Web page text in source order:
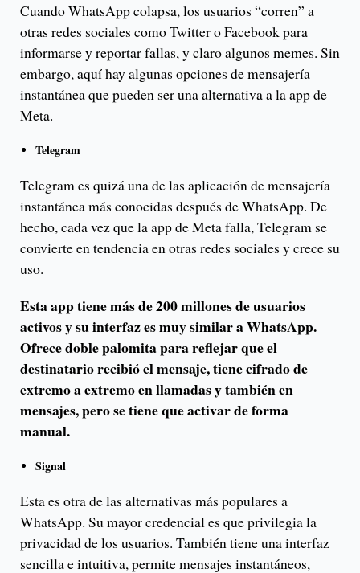
Cuando WhatsApp colapsa, los usuarios “corren” a
otras redes sociales como Twitter o Facebook para
informarse y reportar fallas, y claro algunos memes. Sin
embargo, aquí hay algunas opciones de mensajería
instantánea que pueden ser una alternativa a la app de
Meta.
Telegram
Telegram es quizá una de las aplicación de mensajería
instantánea más conocidas después de WhatsApp. De
hecho, cada vez que la app de Meta falla, Telegram se
convierte en tendencia en otras redes sociales y crece su
uso.
Esta app tiene más de 200 millones de usuarios
activos y su interfaz es muy similar a WhatsApp.
Ofrece doble palomita para reflejar que el
destinatario recibió el mensaje, tiene cifrado de
extremo a extremo en llamadas y también en
mensajes, pero se tiene que activar de forma
manual.
Signal
Esta es otra de las alternativas más populares a
WhatsApp. Su mayor credencial es que privilegia la
privacidad de los usuarios. También tiene una interfaz
sencilla e intuitiva, permite mensajes instantáneos,